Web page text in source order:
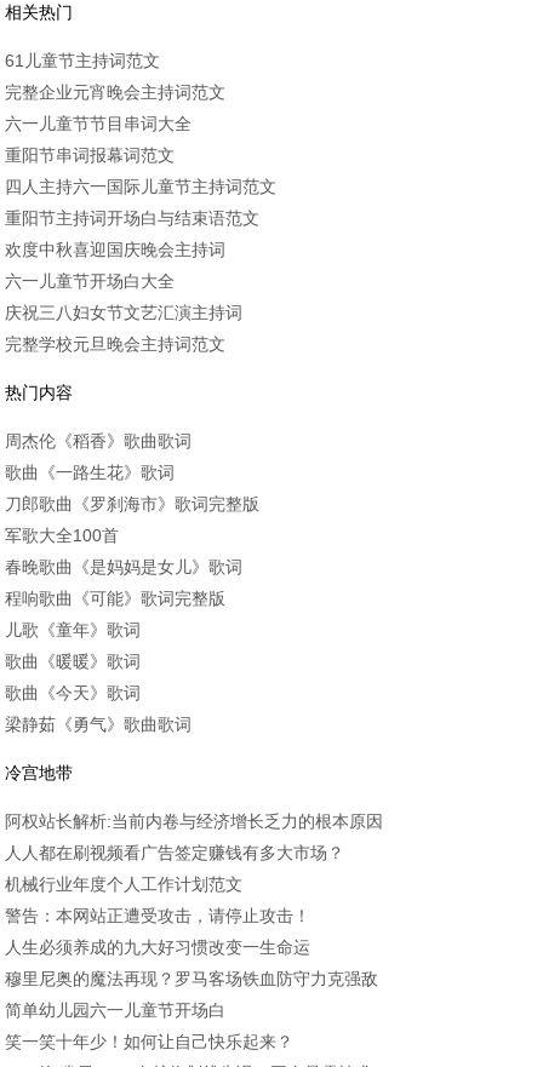
相关热门
61儿童节主持词范文
完整企业元宵晚会主持词范文
六一儿童节节目串词大全
重阳节串词报幕词范文
四人主持六一国际儿童节主持词范文
重阳节主持词开场白与结束语范文
欢度中秋喜迎国庆晚会主持词
六一儿童节开场白大全
庆祝三八妇女节文艺汇演主持词
完整学校元旦晚会主持词范文
热门内容
周杰伦《稻香》歌曲歌词
歌曲《一路生花》歌词
刀郎歌曲《罗刹海市》歌词完整版
军歌大全100首
春晚歌曲《是妈妈是女儿》歌词
程响歌曲《可能》歌词完整版
儿歌《童年》歌词
歌曲《暖暖》歌词
歌曲《今天》歌词
梁静茹《勇气》歌曲歌词
冷宫地带
阿权站长解析:当前内卷与经济增长乏力的根本原因
人人都在刷视频看广告签定赚钱有多大市场？
机械行业年度个人工作计划范文
警告：本网站正遭受攻击，请停止攻击！
人生必须养成的九大好习惯改变一生命运
穆里尼奥的魔法再现？罗马客场铁血防守力克强敌
简单幼儿园六一儿童节开场白
笑一笑十年少！如何让自己快乐起来？